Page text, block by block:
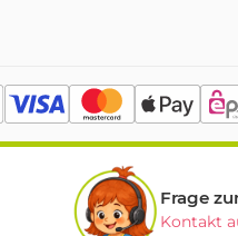
Frage
Kontakt